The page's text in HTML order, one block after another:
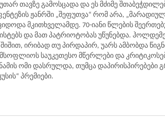
თავზე გამოსცადა და ეს მძიმე
ჟანრში „შეფუთვა“ რომ არა,
მკითხველამდე. 70-იანი წლების
და მათ პატრიოტობას უწუნებდა.
ირიბად თუ პირდაპირ, უარს ამბობდა
საუკეთესო მწერლები და
ომი დასრულდა, თუმცა დაპირისპირებები
პრემიები.